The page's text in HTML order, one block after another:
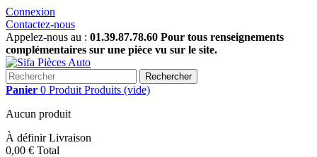
Connexion
Contactez-nous
Appelez-nous au : 01.39.87.78.60 Pour tous renseignements
complémentaires sur une pièce vu sur le site.
Rechercher
Panier 0 Produit Produits (vide)
Aucun produit
À définirLivraison
0,00 € Total